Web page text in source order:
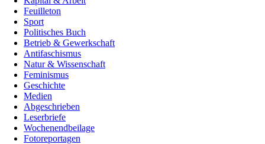
Feuilleton
Sport
Politisches Buch
Betrieb & Gewerkschaft
Antifaschismus
Natur & Wissenschaft
Feminismus
Geschichte
Medien
Abgeschrieben
Leserbriefe
Wochenendbeilage
Fotoreportagen